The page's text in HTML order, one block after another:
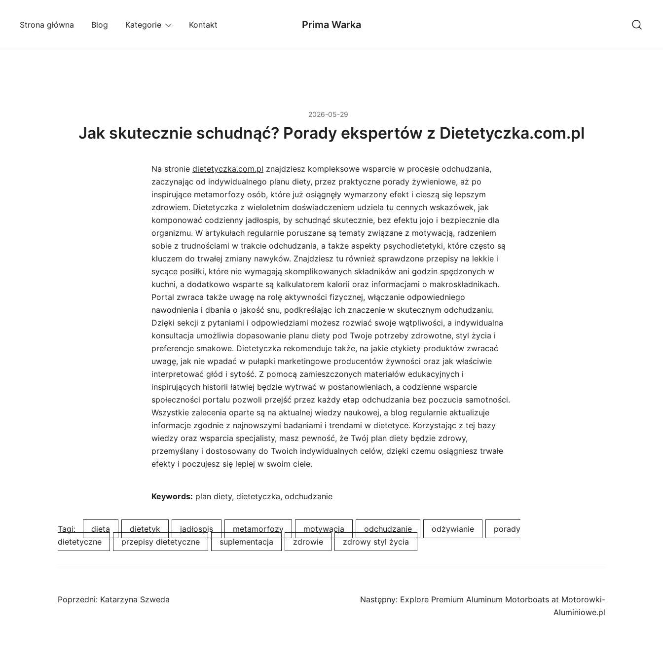
Strona główna Blog Kategorie Kontakt Prima Warka
2026-05-29
Jak skutecznie schudnąć? Porady ekspertów z Dietetyczka.com.pl
Na stronie dietetyczka.com.pl znajdziesz kompleksowe wsparcie w procesie odchudzania,
zaczynając od indywidualnego planu diety, przez praktyczne porady żywieniowe, aż po
inspirujące metamorfozy osób, które już osiągnęły wymarzony efekt i cieszą się lepszym
zdrowiem. Dietetyczka z wieloletnim doświadczeniem udziela tu cennych wskazówek, jak
komponować codzienny jadłospis, by schudnąć skutecznie, bez efektu jojo i bezpiecznie dla
organizmu. W artykułach regularnie poruszane są tematy związane z motywacją, radzeniem
sobie z trudnościami w trakcie odchudzania, a także aspekty psychodietetyki, które często są
kluczem do trwałej zmiany nawyków. Znajdziesz tu również sprawdzone przepisy na lekkie i
sycące posiłki, które nie wymagają skomplikowanych składników ani godzin spędzonych w
kuchni, a dodatkowo wsparte są kalkulatorem kalorii oraz informacjami o makroskładnikach.
Portal zwraca także uwagę na rolę aktywności fizycznej, włączanie odpowiedniego
nawodnienia i dbania o jakość snu, podkreślając ich znaczenie w skutecznym odchudzaniu.
Dzięki sekcji z pytaniami i odpowiedziami możesz rozwiać swoje wątpliwości, a indywidualna
konsultacja umożliwia dopasowanie planu diety pod Twoje potrzeby zdrowotne, styl życia i
preferencje smakowe. Dietetyczka rekomenduje także, na jakie etykiety produktów zwracać
uwagę, jak nie wpadać w pułapki marketingowe producentów żywności oraz jak właściwie
interpretować głód i sytość. Z pomocą zamieszczonych materiałów edukacyjnych i
inspirujących historii łatwiej będzie wytrwać w postanowieniach, a codzienne wsparcie
społeczności portalu pozwoli przejść przez każdy etap odchudzania bez poczucia samotności.
Wszystkie zalecenia oparte są na aktualnej wiedzy naukowej, a blog regularnie aktualizuje
informacje zgodnie z najnowszymi badaniami i trendami w dietetyce. Korzystając z tej bazy
wiedzy oraz wsparcia specjalisty, masz pewność, że Twój plan diety będzie zdrowy,
przemyślany i dostosowany do Twoich indywidualnych celów, dzięki czemu osiągniesz trwałe
efekty i poczujesz się lepiej w swoim ciele.
Keywords: plan diety, dietetyczka, odchudzanie
Tagi: dieta dietetyk jadłospis metamorfozy motywacja odchudzanie odżywianie
porady
dietetyczne
przepisy dietetyczne suplementacja zdrowie zdrowy styl życia
Nawigacja
Poprzedni: Katarzyna Szweda Następny: Explore Premium Aluminum Motorboats at Motorowki-
Aluminiowe.pl